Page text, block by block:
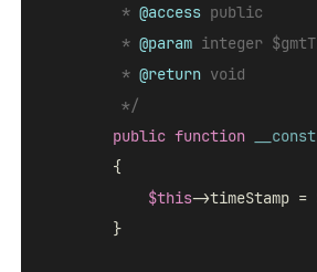
         *
@access public
         *
@param integer
         *
@return void
         */
public function
{
$this->timeStamp =
        }